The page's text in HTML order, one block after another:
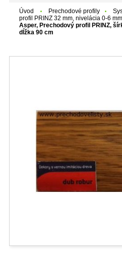
Úvod Prechodové profily
profil PRINZ 32 mm, nivelácia 0-6 mm
Asper, Prechodový profil PRINZ,
dĺžka 90 cm